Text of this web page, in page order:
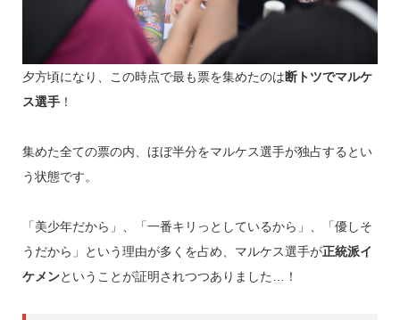
夕方頃になり、この時点で最も票を集めたのは断トツでマルケ
ス選手！
集めた全ての票の内、ほぼ半分をマルケス選手が独占するとい
う状態です。
「美少年だから」、「一番キリっとしているから」、「優しそ
うだから」という理由が多くを占め、マルケス選手が正統派イ
ケメンということが証明されつつありました…！